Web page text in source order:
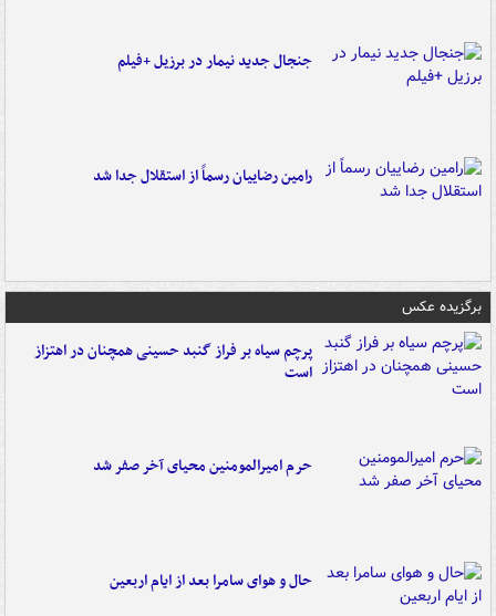
جنجال جدید نیمار در برزیل +فیلم
رامین رضاییان رسماً از استقلال جدا شد
برگزیده عکس
پرچم سیاه بر فراز گنبد حسینی همچنان در اهتزاز
است
حرم امیرالمومنین محیای آخر صفر شد
حال و هوای سامرا بعد از ایام اربعین